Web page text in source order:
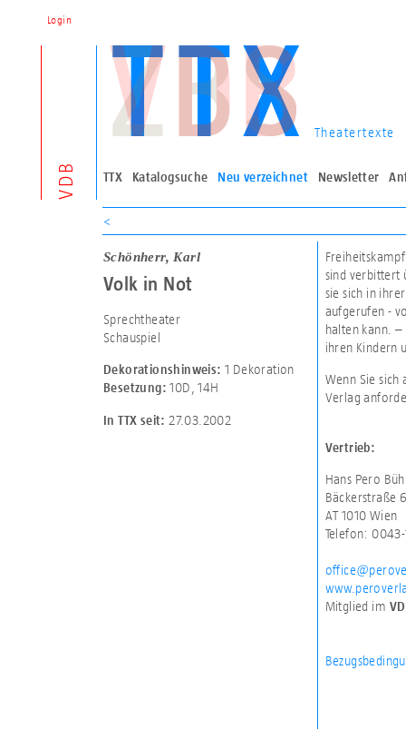
VDB
Theatertexte
TTX Katalogsuche Neu verzeichnet Newsletter
Login
<
Schönherr, Karl
Volk in Not
Sprechtheater
Schauspiel
Dekorationshinweis: 1 Dekoration
Besetzung: 10D ,14H
In TTX seit: 27.03.2002
sind verbittert
sie sich in
aufgerufen -
halten kann.
ihren Kindern
Wenn Sie sich
Verlag
Vertrieb:
Hans Pero
Bäckerstraße
AT 1010 Wien
Telefon:
Mitglied im